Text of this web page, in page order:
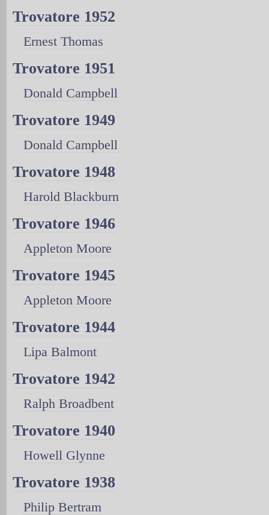
Trovatore 1952
Ernest Thomas
Trovatore 1951
Donald Campbell
Trovatore 1949
Donald Campbell
Trovatore 1948
Harold Blackburn
Trovatore 1946
Appleton Moore
Trovatore 1945
Appleton Moore
Trovatore 1944
Lipa Balmont
Trovatore 1942
Ralph Broadbent
Trovatore 1940
Howell Glynne
Trovatore 1938
Philip Bertram